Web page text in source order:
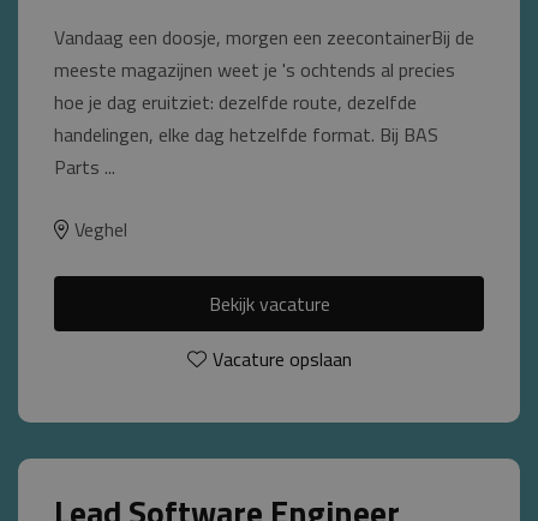
Vandaag een doosje, morgen een zeecontainerBij de
meeste magazijnen weet je 's ochtends al precies
hoe je dag eruitziet: dezelfde route, dezelfde
handelingen, elke dag hetzelfde format. Bij BAS
Parts ...
Veghel
Bekijk vacature
Vacature opslaan